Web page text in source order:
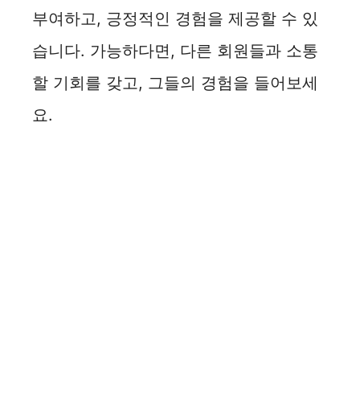
부여하고, 긍정적인 경험을 제공할 수 있
습니다. 가능하다면, 다른 회원들과 소통
할 기회를 갖고, 그들의 경험을 들어보세
요.